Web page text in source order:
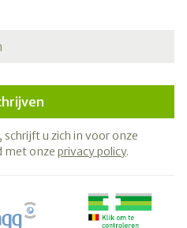
u zich in voor onze
met onze privacy policy.